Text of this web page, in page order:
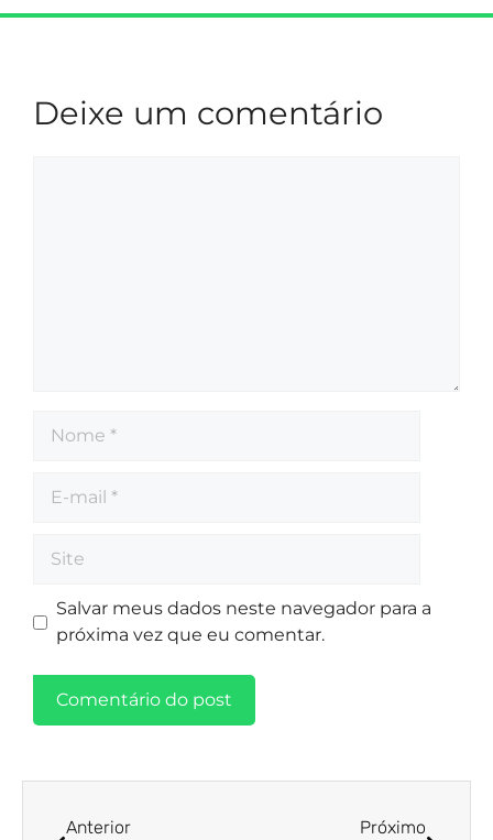
Deixe um comentário
Salvar meus dados neste navegador para a
próxima vez que eu comentar.
Anterior Próximo